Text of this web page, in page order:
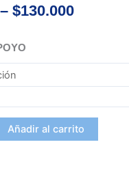
– $130.000Price
through
Añadir al carrito